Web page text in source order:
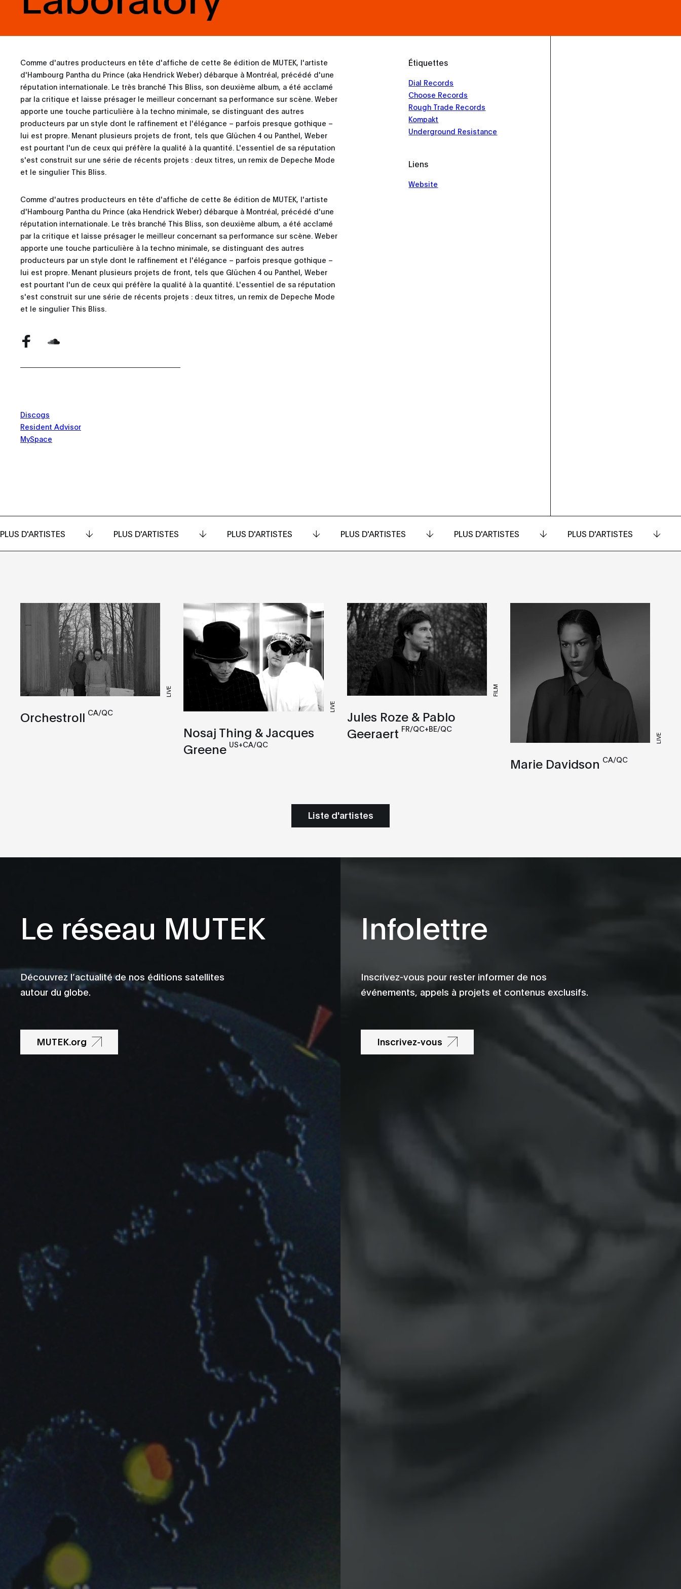
Comme d'autres producteurs en tête d'affiche de cette 8e édition de MUTEK, l'artiste
d'Hambourg Pantha du Prince (aka Hendrick Weber) débarque à Montréal, précédé d'une
réputation internationale. Le très branché This Bliss, son deuxième album, a été acclamé
par la critique et laisse présager le meilleur concernant sa performance sur scène. Weber
apporte une touche particulière à la techno minimale, se distinguant des autres
producteurs par un style dont le raffinement et l'élégance – parfois presque gothique –
lui est propre. Menant plusieurs projets de front, tels que Glüchen 4 ou Panthel, Weber
est pourtant l'un de ceux qui préfère la qualité à la quantité. L'essentiel de sa réputation
s'est construit sur une série de récents projets : deux titres, un remix de Depeche Mode
et le singulier This Bliss.
Comme d'autres producteurs en tête d'affiche de cette 8e édition de MUTEK, l'artiste
d'Hambourg Pantha du Prince (aka Hendrick Weber) débarque à Montréal, précédé d'une
réputation internationale. Le très branché This Bliss, son deuxième album, a été acclamé
par la critique et laisse présager le meilleur concernant sa performance sur scène. Weber
apporte une touche particulière à la techno minimale, se distinguant des autres
producteurs par un style dont le raffinement et l'élégance – parfois presque gothique –
lui est propre. Menant plusieurs projets de front, tels que Glüchen 4 ou Panthel, Weber
est pourtant l'un de ceux qui préfère la qualité à la quantité. L'essentiel de sa réputation
s'est construit sur une série de récents projets : deux titres, un remix de Depeche Mode
et le singulier This Bliss.
Discogs
Resident Advisor
MySpace
Étiquettes
Dial Records
Choose Records
Rough Trade Records
Kompakt
Underground Resistance
Liens
Website
PLUS D'ARTISTES PLUS D'ARTISTES PLUS D'ARTISTES PLUS D'ARTISTES PLUS D'ARTISTES PLUS D'ARTISTES
LIVE
Orchestroll CA/QC
LIVE
Nosaj Thing & Jacques
Greene US+CA/QC
FILM
Jules Roze & Pablo
Geeraert FR/QC+BE/QC
LIVE
Marie Davidson CA/QC
Liste d'artistes
Le réseau MUTEK
Découvrez l’actualité de nos éditions satellites
autour du globe.
MUTEK.org
Infolettre
Inscrivez-vous pour rester informer de nos
événements, appels à projets et contenus exclusifs.
Inscrivez-vous